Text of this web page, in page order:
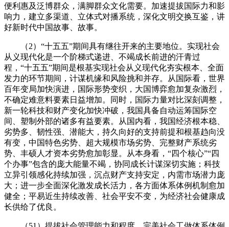
便利惠及泛博群众，满脚群众文化需要。加速提拔国际力和影
响力，建立多渠道、立体式对播系统，深化文明交换互鉴，讲
好新时代中国故事、故事。
（2）“十五五”期间具有继往开来的主要地位。实现社会
从义现代化是一个阶梯式递进、不竭成长前进的汗青过
程，“十五五”期间是根基实现社会从义现代化夯实根本、全面
发力的环节期间，计谋机缘和风险挑和并存。从国际看，世界
百年变局加快演进，国际形势变织，大国博弈愈加复杂激烈，
不确定难意料要素日益增加。同时，国际力量对比深刻调整，
新一轮科技和财产变化加快冲破，我国具备自动运筹国际空
间、塑制外部的诸多有益要素。从国内看，我国经济根本稳、
劣势多、韧性强、潜能大，持久向好的支持前提和根基趋向没
有变，中国特色劣势、超大规模市场劣势、完整财产系统劣
势、丰硕人才资本劣势愈加彰显。从本身看，“四个核心”“四
个办事”包含的庞大能量不竭，协同成长计谋深切实施；科技
立异引领感化持续加强，沉点财产支持安定，内需市场潜力庞
大；进一步全面深化激发成长活力，各方面体系体例机制愈加
健全；平易近生持续改善、社会平安不变，为经济社会健康成
长供给了优良。